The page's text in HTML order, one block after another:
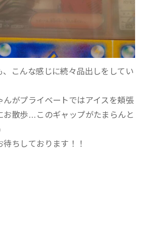
、こんな感じに続々品出しをしてい
んがプライベートではアイスを頬張
お散歩…このギャップがたまらんと
ちしております！！